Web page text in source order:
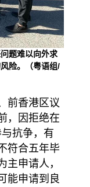
题难以向外求
险。（粤语组/
前香港区议
，因拒绝在
抗争，有
符合五年毕
主申请人，
能申请到良